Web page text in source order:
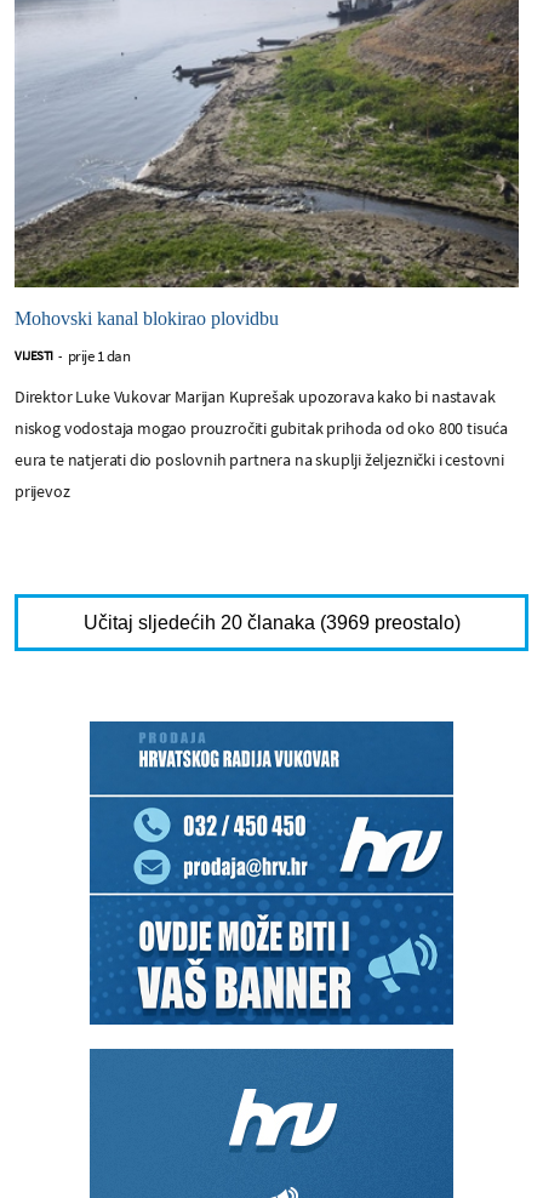
Mohovski kanal blokirao plovidbu
VIJESTI - prije 1 dan
Direktor Luke Vukovar Marijan Kuprešak upozorava kako bi nastavak
niskog vodostaja mogao prouzročiti gubitak prihoda od oko 800 tisuća
eura te natjerati dio poslovnih partnera na skuplji željeznički i cestovni
prijevoz
Učitaj sljedećih 20 članaka (3969 preostalo)